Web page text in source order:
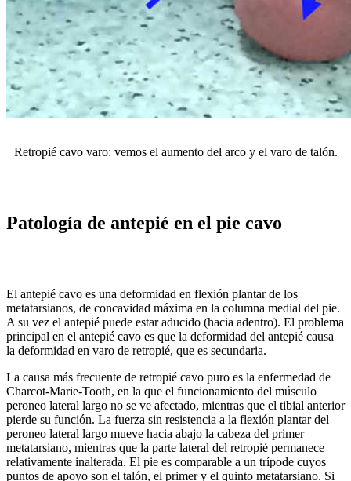
Retropié cavo varo: vemos el aumento del arco y el varo de talón.
Patología de antepié en el pie cavo
El antepié cavo es una deformidad en flexión plantar de los
metatarsianos, de concavidad máxima en la columna medial del pie.
A su vez el antepié puede estar aducido (hacia adentro). El problema
principal en el antepié cavo es que la deformidad del antepié causa
la deformidad en varo de retropié, que es secundaria.
La causa más frecuente de retropié cavo puro es la enfermedad de
Charcot-Marie-Tooth, en la que el funcionamiento del músculo
peroneo lateral largo no se ve afectado, mientras que el tibial anterior
pierde su función. La fuerza sin resistencia a la flexión plantar del
peroneo lateral largo mueve hacia abajo la cabeza del primer
metatarsiano, mientras que la parte lateral del retropié permanece
relativamente inalterada. El pie es comparable a un trípode cuyos
puntos de apoyo son el talón, el primer y el quinto metatarsiano. Si